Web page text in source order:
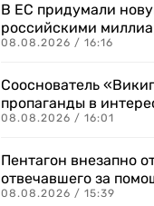
В ЕС придумали
российскими
08.08.2026 / 16:16
Сооснователь
пропаганды в
08.08.2026 / 16:01
Пентагон внезапно
отвечавшего за
08.08.2026 / 15:39